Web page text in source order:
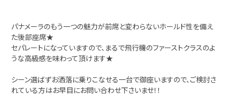
パナメーラのもう一つの魅力が前席と変わらないホールド性を備え
た後部座席★
セパレートになっていますので、まるで飛行機のファーストクラスのよ
うな高級感を味わって頂けます★
シーン選ばずお洒落に乗りこなせる一台で御座いますので、ご検討さ
れている方はお早目にお問い合わせ下さいませ！！